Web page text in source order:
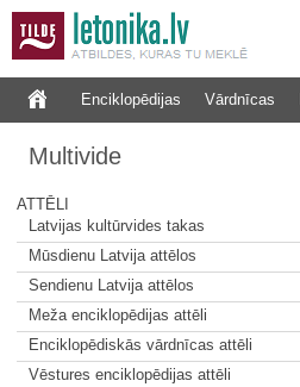
Enciklopēdijas Vārdnīcas
Multivide
ATTĒLI
Latvijas kultūrvides takas
Mūsdienu Latvija attēlos
Sendienu Latvija attēlos
Meža enciklopēdijas attēli
Enciklopēdiskās vārdnīcas attēli
Vēstures enciklopēdijas attēli